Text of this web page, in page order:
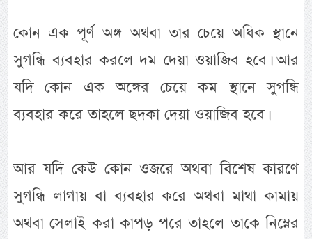
কোন এক পূর্ণ অঙ্গ অথবা তার চেয়ে অধিক স্থানে
সুগন্ধি ব্যবহার করলে দম দেয়া ওয়াজিব হবে। আর
যদি কোন এক অঙ্গের চেয়ে কম স্থানে সুগন্ধি
ব্যবহার করে তাহলে ছদকা দেয়া ওয়াজিব হবে।
আর যদি কেউ কোন ওজরে অথবা বিশেষ কারণে
সুগন্ধি লাগায় বা ব্যবহার করে অথবা মাথা কামায়
অথবা সেলাই করা কাপড় পরে তাহলে তাকে নিম্নের